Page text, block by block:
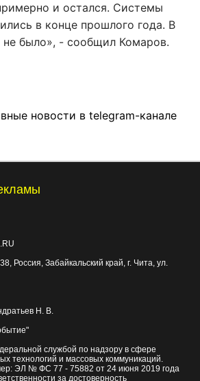
и остался. Системы
в конце прошлого года. В
не было», - сообщил Комаров.
новости в telegram-канале
, Россия, Забайкальский край, г. Чита, ул.
Н. В.
службой по надзору в сфере
технологий и массовых коммуникаций.
ЭЛ № ФС 77 - 75882 от 24 июня 2019 года
за достоверность